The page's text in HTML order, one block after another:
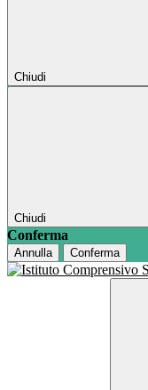
Chiudi
Chiudi
Conferma
Annulla Conferma